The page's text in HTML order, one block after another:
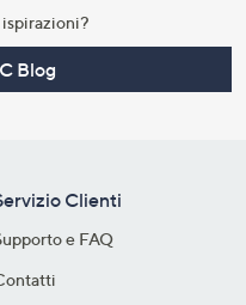
Blog
Clienti
e FAQ